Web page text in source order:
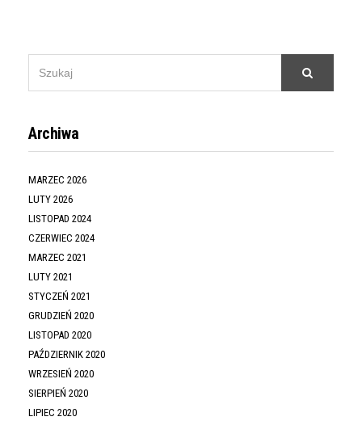
Archiwa
MARZEC 2026
LUTY 2026
LISTOPAD 2024
CZERWIEC 2024
MARZEC 2021
LUTY 2021
STYCZEŃ 2021
GRUDZIEŃ 2020
LISTOPAD 2020
PAŹDZIERNIK 2020
WRZESIEŃ 2020
SIERPIEŃ 2020
LIPIEC 2020